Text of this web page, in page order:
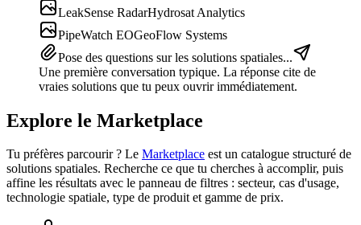
LeakSense RadarHydrosat Analytics
PipeWatch EOGeoFlow Systems
Pose des questions sur les solutions spatiales...
Une première conversation typique. La réponse cite de
vraies solutions que tu peux ouvrir immédiatement.
Explore le Marketplace
Tu préfères parcourir ? Le Marketplace est un catalogue structuré de
solutions spatiales. Recherche ce que tu cherches à accomplir, puis
affine les résultats avec le panneau de filtres : secteur, cas d'usage,
technologie spatiale, type de produit et gamme de prix.